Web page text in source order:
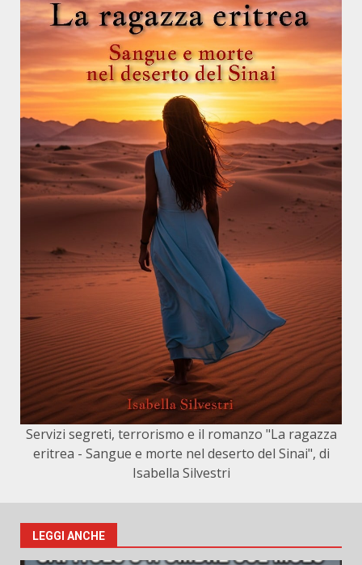
Servizi segreti, terrorismo e il romanzo "La ragazza
eritrea - Sangue e morte nel deserto del Sinai", di
Isabella Silvestri
LEGGI ANCHE